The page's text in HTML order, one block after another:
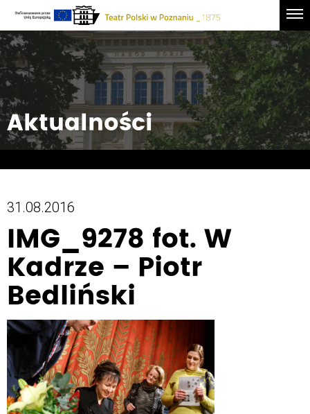
Przejdź
do
treści
Drugie
logo
Logo
-
Teatr
Polski
w
Poznaniu
Aktualności
31.08.2016
IMG_9278 fot. W
Kadrze – Piotr
Bedliński